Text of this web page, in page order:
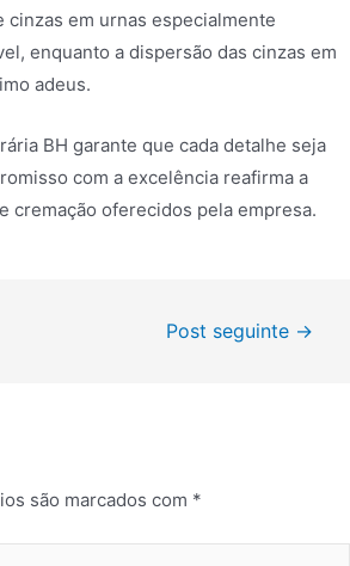
em urnas especialmente
enquanto a dispersão das cinzas em
adeus.
BH garante que cada detalhe seja
com a excelência reafirma a
cremação oferecidos pela empresa.
Post seguinte →
são marcados com *